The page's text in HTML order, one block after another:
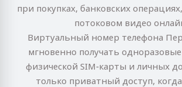
при покупках, банковских
потоковом видео
Виртуальный номер телефона
мгновенно получать
физической SIM‑карты и личных
только приватный доступ,